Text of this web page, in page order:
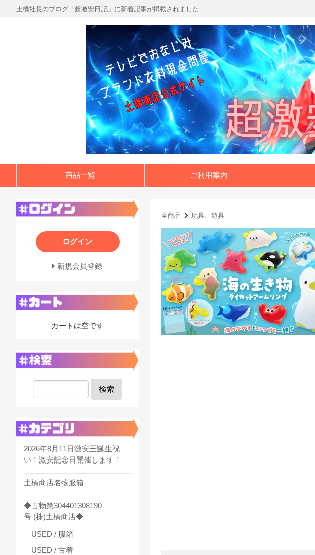
土橋社長のブログ「超激安日記」に新着記事が掲載されました
商品一覧 ご利用案内
全商品 玩具、遊具
ログイン
新規会員登録
カートは空です
検索
2026年8月11日激安王誕生祝
い！激安記念日開催します！
土橋商店名物服箱
◆古物第304401308190
号 (株)土橋商店◆
USED / 服箱
USED / 古着